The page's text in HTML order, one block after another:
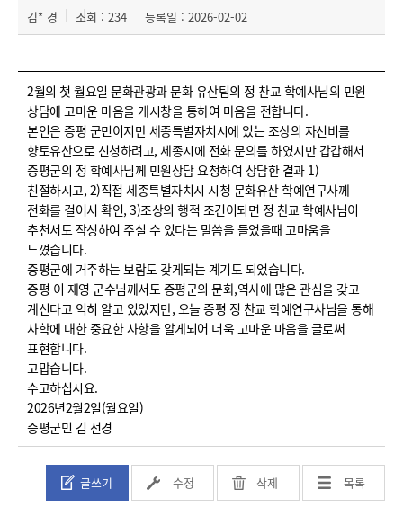
김* 경 조회 : 234 등록일 : 2026-02-02
2월의 첫 월요일 문화관광과 문화 유산팀의 정 찬교 학예사님의 민원
상담에 고마운 마음을 게시창을 통하여 마음을 전합니다.
본인은 증평 군민이지만 세종특별자치시에 있는 조상의 자선비를
향토유산으로 신청하려고, 세종시에 전화 문의를 하였지만 갑갑해서
증평군의 정 학예사님께 민원상담 요청하여 상담한 결과 1)
친절하시고, 2)직접 세종특별자치시 시청 문화유산 학예연구사께
전화를 걸어서 확인, 3)조상의 행적 조건이되면 정 찬교 학예사님이
추천서도 작성하여 주실 수 있다는 말씀을 들었을때 고마움을
느꼈습니다.
증평군에 거주하는 보람도 갖게되는 계기도 되었습니다.
증평 이 재영 군수님께서도 증평군의 문화,역사에 많은 관심을 갖고
계신다고 익히 알고 있었지만, 오늘 증평 정 찬교 학예연구사님을 통해
사학에 대한 중요한 사항을 알게되어 더욱 고마운 마음을 글로써
표현합니다.
고맙습니다.
수고하십시요.
2026년2월2일(월요일)
증평군민 김 선경
글쓰기 수정 삭제 목록